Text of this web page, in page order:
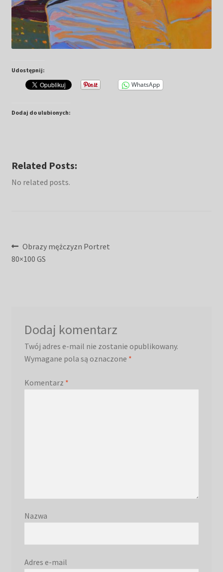
Wabi sabi
Aukcja
O mnie
Udostępnij:
WhatsApp
Dodaj do ulubionych:
Related Posts:
No related posts.
Nawigacja
wpisu
Poprzedni
wpis:
Obrazy mężczyzn Portret
80×100 GS
Dodaj komentarz
Twój adres e-mail nie zostanie opublikowany.
Wymagane pola są oznaczone *
Komentarz *
Nazwa
Adres e-mail